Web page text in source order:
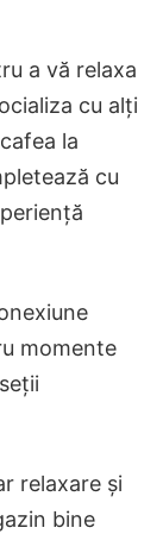
a vă relaxa
cu alți
la
cu
momente
relaxare și
bine